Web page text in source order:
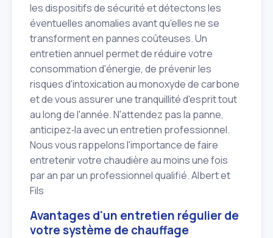
les dispositifs de sécurité et détectons les
éventuelles anomalies avant qu'elles ne se
transforment en pannes coûteuses. Un
entretien annuel permet de réduire votre
consommation d'énergie, de prévenir les
risques d'intoxication au monoxyde de carbone
et de vous assurer une tranquillité d'esprit tout
au long de l'année. N'attendez pas la panne,
anticipez‑la avec un entretien professionnel.
Nous vous rappelons l'importance de faire
entretenir votre chaudière au moins une fois
par an par un professionnel qualifié. Albert et
Fils
Avantages d'un entretien régulier de
votre système de chauffage